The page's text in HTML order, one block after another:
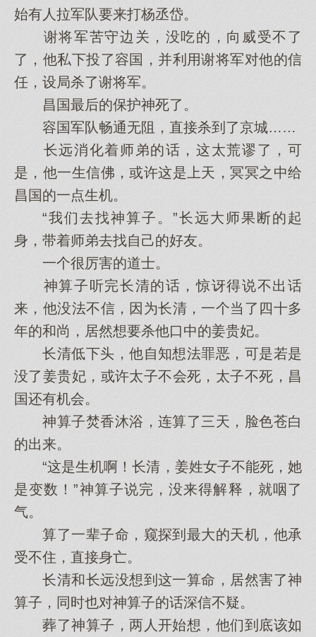
始有人拉军队要来打杨丞岱。
谢将军苦守边关，没吃的，向威受不了
了，他私下投了容国，并利用谢将军对他的信
任，设局杀了谢将军。
昌国最后的保护神死了。
容国军队畅通无阻，直接杀到了京城……
长远消化着师弟的话，这太荒谬了，可
是，他一生信佛，或许这是上天，冥冥之中给
昌国的一点生机。
“我们去找神算子。”长远大师果断的起
身，带着师弟去找自己的好友。
一个很厉害的道士。
神算子听完长清的话，惊讶得说不出话
来，他没法不信，因为长清，一个当了四十多
年的和尚，居然想要杀他口中的姜贵妃。
长清低下头，他自知想法罪恶，可是若是
没了姜贵妃，或许太子不会死，太子不死，昌
国还有机会。
神算子焚香沐浴，连算了三天，脸色苍白
的出来。
“这是生机啊！长清，姜姓女子不能死，她
是变数！”神算子说完，没来得解释，就咽了
气。
算了一辈子命，窥探到最大的天机，他承
受不住，直接身亡。
长清和长远没想到这一算命，居然害了神
算子，同时也对神算子的话深信不疑。
葬了神算子，两人开始想，他们到底该如